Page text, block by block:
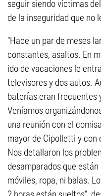
seguir siendo víctimas
de la inseguridad que no
“Hace un par de meses
constantes, asaltos. En
ido de vacaciones le
televisores y dos autos.
baterías eran frecuentes
Veníamos
una reunión con el
mayor de Cipolletti y con
Nos detallaron los
desamparados que
móviles, ropa, ni balas.